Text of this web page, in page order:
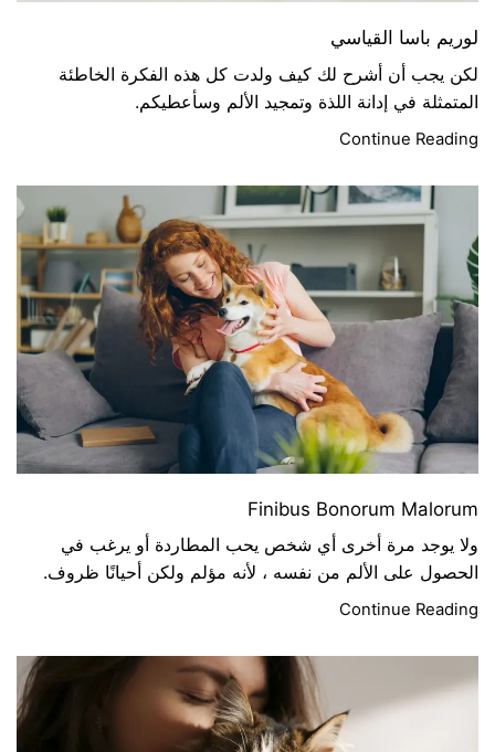
لوريم باسا القياسي
لكن يجب أن أشرح لك كيف ولدت كل هذه الفكرة الخاطئة
المتمثلة في إدانة اللذة وتمجيد الألم وسأعطيكم.
Continue Reading
Finibus Bonorum Malorum
ولا يوجد مرة أخرى أي شخص يحب المطاردة أو يرغب في
الحصول على الألم من نفسه ، لأنه مؤلم ولكن أحيانًا ظروف.
Continue Reading